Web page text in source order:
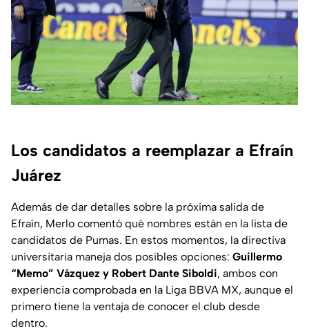
Los candidatos a reemplazar a Efraín
Juárez
Además de dar detalles sobre la próxima salida de
Efraín, Merlo comentó qué nombres están en la lista de
candidatos de Pumas. En estos momentos, la directiva
universitaria maneja dos posibles opciones: Guillermo
“Memo” Vázquez y Robert Dante Siboldi, ambos con
experiencia comprobada en la Liga BBVA MX, aunque el
primero tiene la ventaja de conocer el club desde
dentro.